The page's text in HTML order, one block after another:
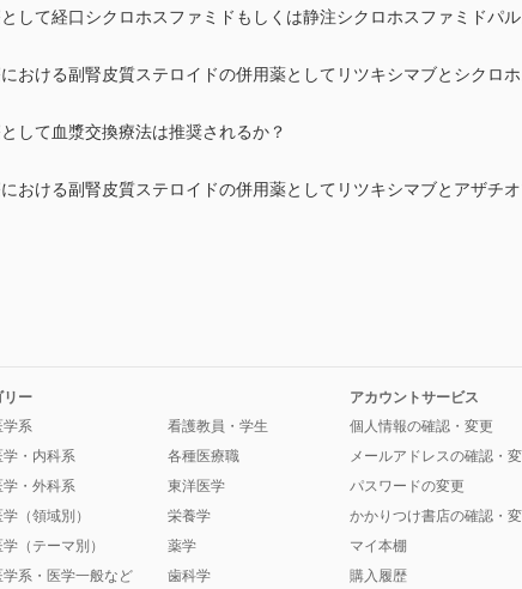
して経口シクロホスファミドもしくは静注シクロホスファミドパ
おける副腎皮質ステロイドの併用薬としてリツキシマブとシクロ
して血漿交換療法は推奨されるか？
おける副腎皮質ステロイドの併用薬としてリツキシマブとアザチ
リー
学系
学・内科系
学・外科系
（領域別）
（テーマ別）
学系・医学一般など
看護教員・学生
各種医療職
東洋医学
栄養学
薬学
歯科学
アカウントサービス
個人情報の確認・変更
メールアドレスの確認・
パスワードの変更
かかりつけ書店の確認・
マイ本棚
購入履歴